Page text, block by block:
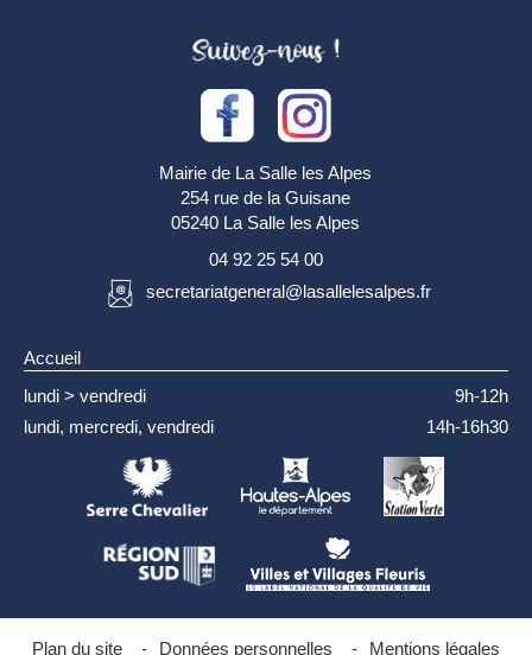
Mairie de La Salle les Alpes
254 rue de la Guisane
05240 La Salle les Alpes
04 92 25 54 00
secretariatgeneral@lasallelesalpes.fr
Accueil
lundi > vendredi
9h-12h
lundi, mercredi, vendredi
14h-16h30
Plan du site - Données personnelles - Mentions légales